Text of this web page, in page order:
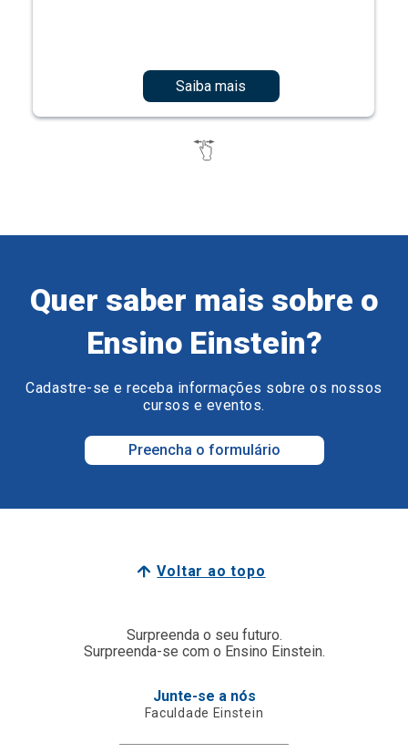
Saiba mais
Quer saber mais sobre o
Ensino Einstein?
Cadastre-se e receba informações sobre os nossos
cursos e eventos.
Preencha o formulário
Voltar ao topo
Surpreenda o seu futuro.
Surpreenda-se com o Ensino Einstein.
Junte-se a nós
Faculdade Einstein